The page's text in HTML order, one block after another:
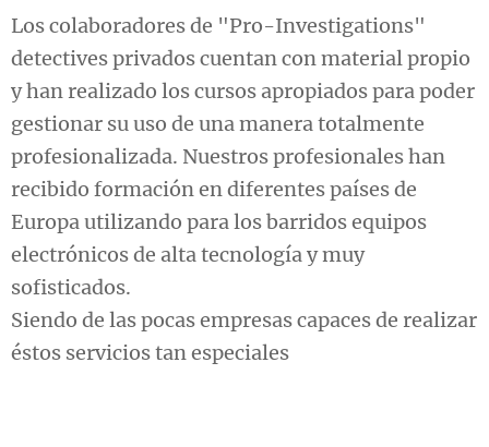
Los colaboradores de "Pro-Investigations"
detectives privados cuentan con material propio
y han realizado los cursos apropiados para poder
gestionar su uso de una manera totalmente
profesionalizada. Nuestros profesionales han
recibido formación en diferentes países de
Europa utilizando para los barridos equipos
electrónicos de alta tecnología y muy
sofisticados.
Siendo de las pocas empresas capaces de realizar
éstos servicios tan especiales